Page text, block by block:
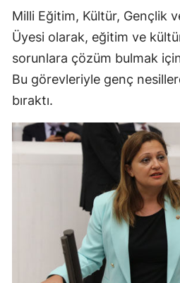
Milli Eğitim, Kültür, Gençlik
Üyesi olarak, eğitim ve
sorunlara çözüm bulmak
Bu görevleriyle genç
bıraktı.